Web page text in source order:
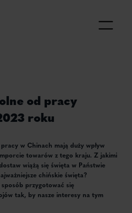
od pracy
roku
w Chinach mają duży wpływ
towarów z tego kraju. Z jakimi
wiążą się święta w Państwie
chińskie święta?
przygotować się
tak, by nasze interesy na tym